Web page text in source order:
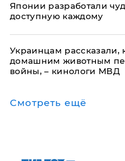
Японии разработали
доступную каждому
Украинцам рассказали,
домашним животным
войны, – кинологи МВД
Смотреть ещё